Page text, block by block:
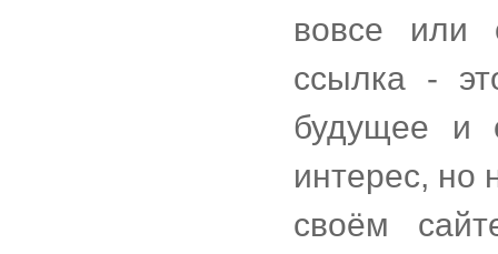
вовсе или
ссылка -
будущее и
интерес, но
своём